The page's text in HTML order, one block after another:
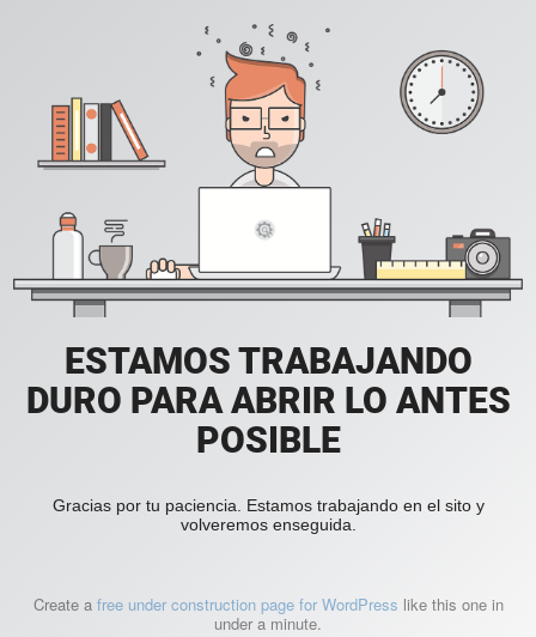
ESTAMOS TRABAJANDO
DURO PARA ABRIR LO ANTES
POSIBLE
Gracias por tu paciencia. Estamos trabajando en el sito y
volveremos enseguida.
Create a free under construction page for WordPress like this one in
under a minute.